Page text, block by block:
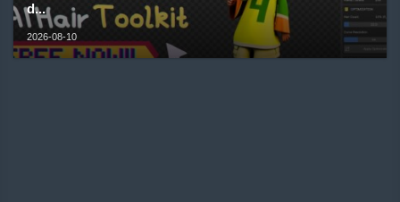
d...
2026-08-10
OldSchool Controller Add-on | ビューポート操作用G...
2026-08-10
動検出＆シルエッ...
2026-08-10
に対応した...
2026-08-10
シェーダー！...
2026-08-09